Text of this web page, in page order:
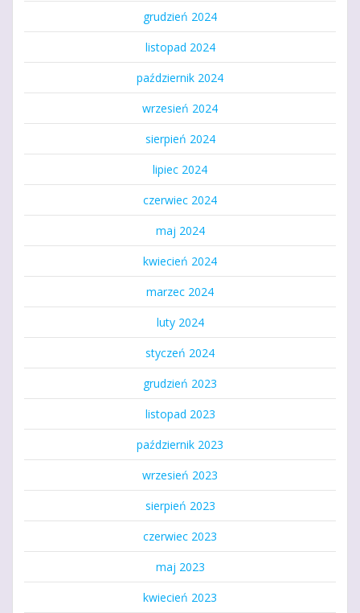
grudzień 2024
listopad 2024
październik 2024
wrzesień 2024
sierpień 2024
lipiec 2024
czerwiec 2024
maj 2024
kwiecień 2024
marzec 2024
luty 2024
styczeń 2024
grudzień 2023
listopad 2023
październik 2023
wrzesień 2023
sierpień 2023
czerwiec 2023
maj 2023
kwiecień 2023